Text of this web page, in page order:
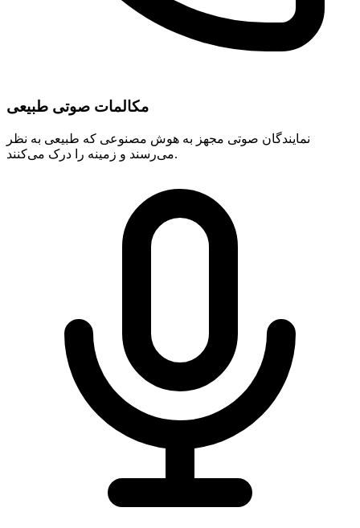
مکالمات صوتی طبیعی
نمایندگان صوتی مجهز به هوش مصنوعی که طبیعی به نظر
می‌رسند و زمینه را درک می‌کنند.